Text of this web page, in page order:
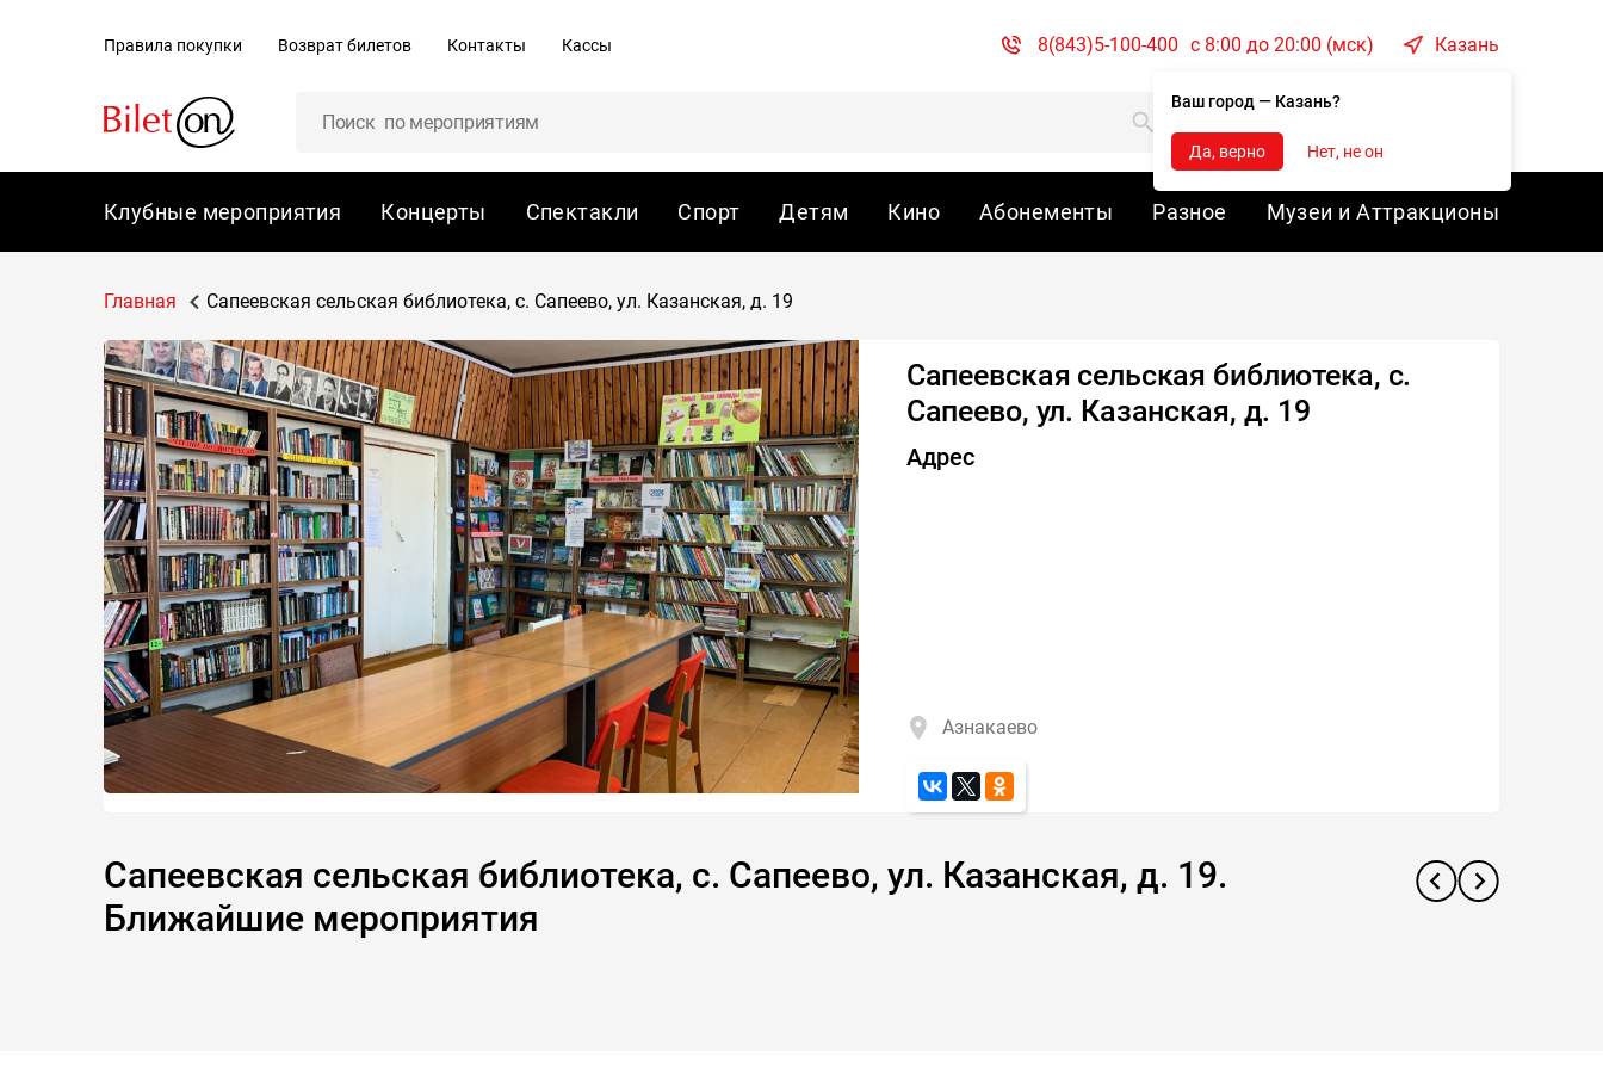
Правила покупки Возврат билетов Контакты Кассы 8(843)5-100-400 c 8:00 до 20:00 (мск) Казань
Ваш город — Казань?
Да, верно Нет, не он
Клубные мероприятия Концерты Спектакли Спорт Детям Кино Абонементы Разное Музеи и Аттракционы
Главная Сапеевская сельская библиотека, с. Сапеево, ул. Казанская, д. 19
Сапеевская сельская библиотека, с.
Сапеево, ул. Казанская, д. 19
Адрес
Азнакаево
Сапеевская сельская библиотека, с. Сапеево, ул. Казанская, д. 19.
Ближайшие мероприятия